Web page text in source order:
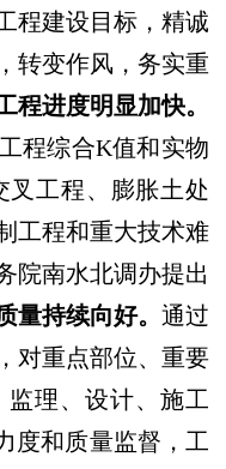
程建设目标，精诚
转变作风，务实重
程进度明显加快。
程综合K值和实物
叉工程、膨胀土处
工程和重大技术难
院南水北调办提出
量持续向好。 通过
对重点部位、重要
理、设计、施工
度和质量监督，工